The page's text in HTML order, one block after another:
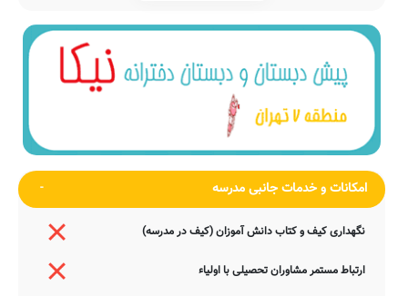
امکانات و خدمات جانبی مدرسه
نگهداری کیف و کتاب دانش آموزان (کیف در مدرسه)
ارتباط مستمر مشاوران تحصیلی با اولیاء